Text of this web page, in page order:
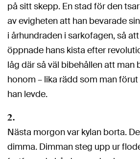
på sitt skepp. En stad för den
av evigheten att han bevarade
i århundraden i sarkofagen, så
öppnade hans kista efter
låg där så väl bibehållen att man
honom – lika rädd som man
han levde.
2.
Nästa morgon var kylan borta.
dimma. Dimman steg upp ur